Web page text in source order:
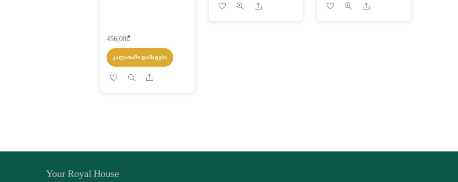
456,00₾
ᲙᲐᲚᲐᲗᲐᲨᲘ ᲓᲐᲛᲐᲢᲔᲑᲐ
Share
Share Share
Your Royal House